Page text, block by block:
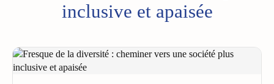
inclusive et apaisée